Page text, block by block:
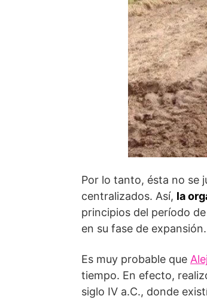
Por lo tanto, ésta no se
centralizados. Así, la
principios del período
en su fase de expansión.
Es muy probable que
tiempo. En efecto,
siglo IV a.C., donde